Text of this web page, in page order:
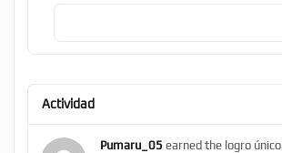
Actividad
Pumaru_05 earned the logro único